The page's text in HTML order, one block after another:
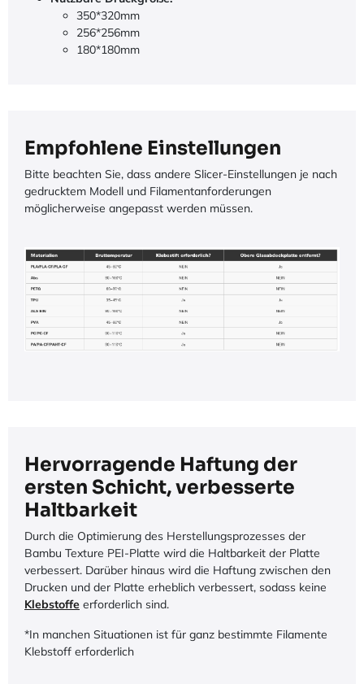
350*320mm
256*256mm
180*180mm
Empfohlene Einstellungen
Bitte beachten Sie, dass andere Slicer-Einstellungen je nach
gedrucktem Modell und Filamentanforderungen
möglicherweise angepasst werden müssen.
Hervorragende Haftung der
ersten Schicht, verbesserte
Haltbarkeit
Durch die Optimierung des Herstellungsprozesses der
Bambu Texture PEI-Platte wird die Haltbarkeit der Platte
verbessert. Darüber hinaus wird die Haftung zwischen den
Drucken und der Platte erheblich verbessert, sodass keine
Klebstoffe erforderlich sind.
*In manchen Situationen ist für ganz bestimmte Filamente
Klebstoff erforderlich